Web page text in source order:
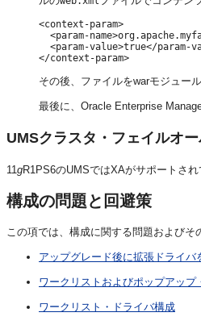
<context-param>
<param-
<param-value>true</param-
その後、ファイルをwarモジュー
最後に、Oracle Enterprise
UMSクラスタ・フェイルオ
11gR1PS6のUMSではXAがサポートさ
構成の問題と回避策
この項では、構成に関する問題およびそ
アップグレード後に拡張ドライバ
ワークリストおよびポップアッ
ワークリスト・ドライバ構成